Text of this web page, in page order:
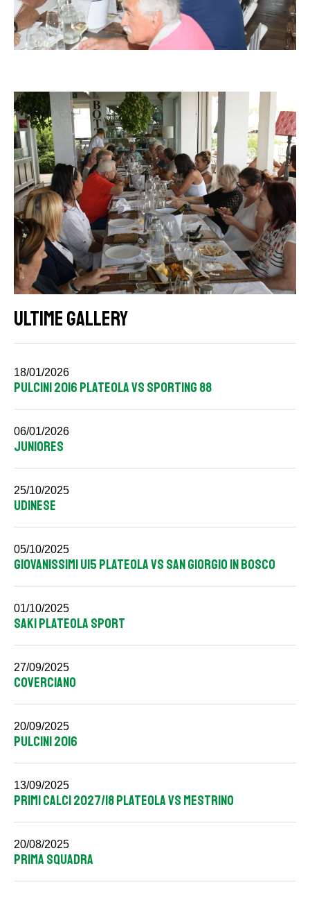
ULTIME GALLERY
18/01/2026
PULCINI 2016 PLATEOLA VS SPORTING 88
06/01/2026
JUNIORES
25/10/2025
UDINESE
05/10/2025
GIOVANISSIMI U15 PLATEOLA VS SAN GIORGIO IN BOSCO
01/10/2025
SAKI PLATEOLA SPORT
27/09/2025
COVERCIANO
20/09/2025
PULCINI 2016
13/09/2025
PRIMI CALCI 2027/18 PLATEOLA VS MESTRINO
20/08/2025
PRIMA SQUADRA